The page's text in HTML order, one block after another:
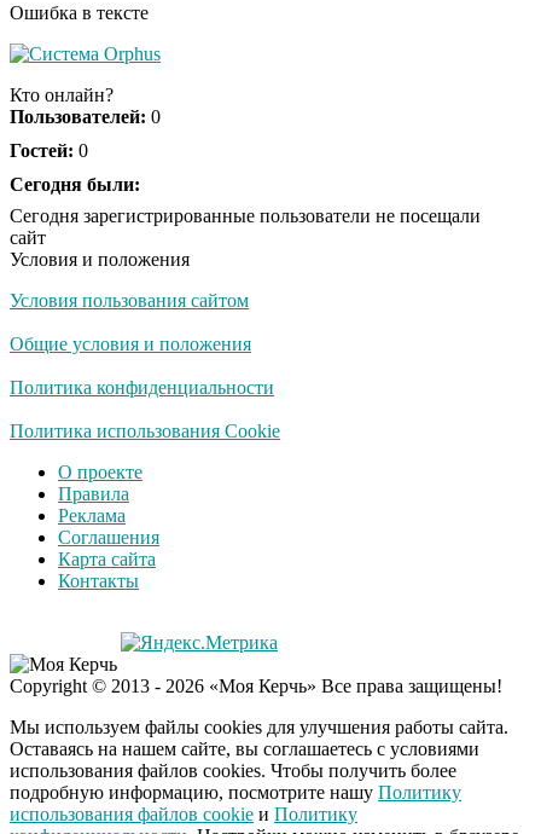
Обнаружена тайная
жена и дочь
"Потеряли стыд в
Поплавская вмазала
Ошибка в тексте
Кто онлайн?
Пользователей: 0
Гостей: 0
Сегодня были:
Сегодня зарегистрированные пользователи не посещали
сайт
Условия и положения
Условия пользования сайтом
Общие условия и положения
Политика конфиденциальности
Политика использования Cookie
О проекте
Правила
Реклама
Соглашения
Карта сайта
Контакты
Copyright © 2013 - 2026 «Моя Керчь» Все права защищены!
Мы используем файлы cookies для улучшения работы сайта.
Оставаясь на нашем сайте, вы соглашаетесь с условиями
использования файлов cookies. Чтобы получить более
подробную информацию, посмотрите нашу Политику
использования файлов cookie и Политику